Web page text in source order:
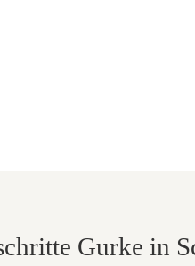
Gurke in